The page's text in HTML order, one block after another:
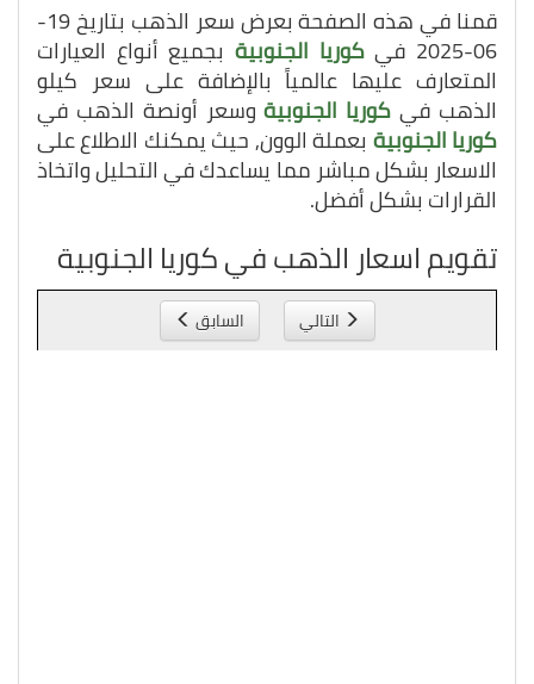
قمنا في هذه الصفحة بعرض سعر الذهب بتاريخ 19-
06-2025 في كوريا الجنوبية بجميع أنواع العيارات
المتعارف عليها عالمياً بالإضافة على سعر كيلو
الذهب في كوريا الجنوبيةوسعر أونصة الذهب في
كوريا الجنوبية بعملة الوون, حيث يمكنك الاطلاع على
الاسعار بشكل مباشر مما يساعدك في التحليل واتخاذ
القرارات بشكل أفضل.
تقويم اسعار الذهب في كوريا الجنوبية
التالي السابق